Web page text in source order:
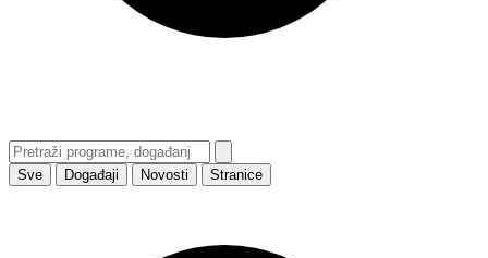
Sve Događaji Novosti Stranice